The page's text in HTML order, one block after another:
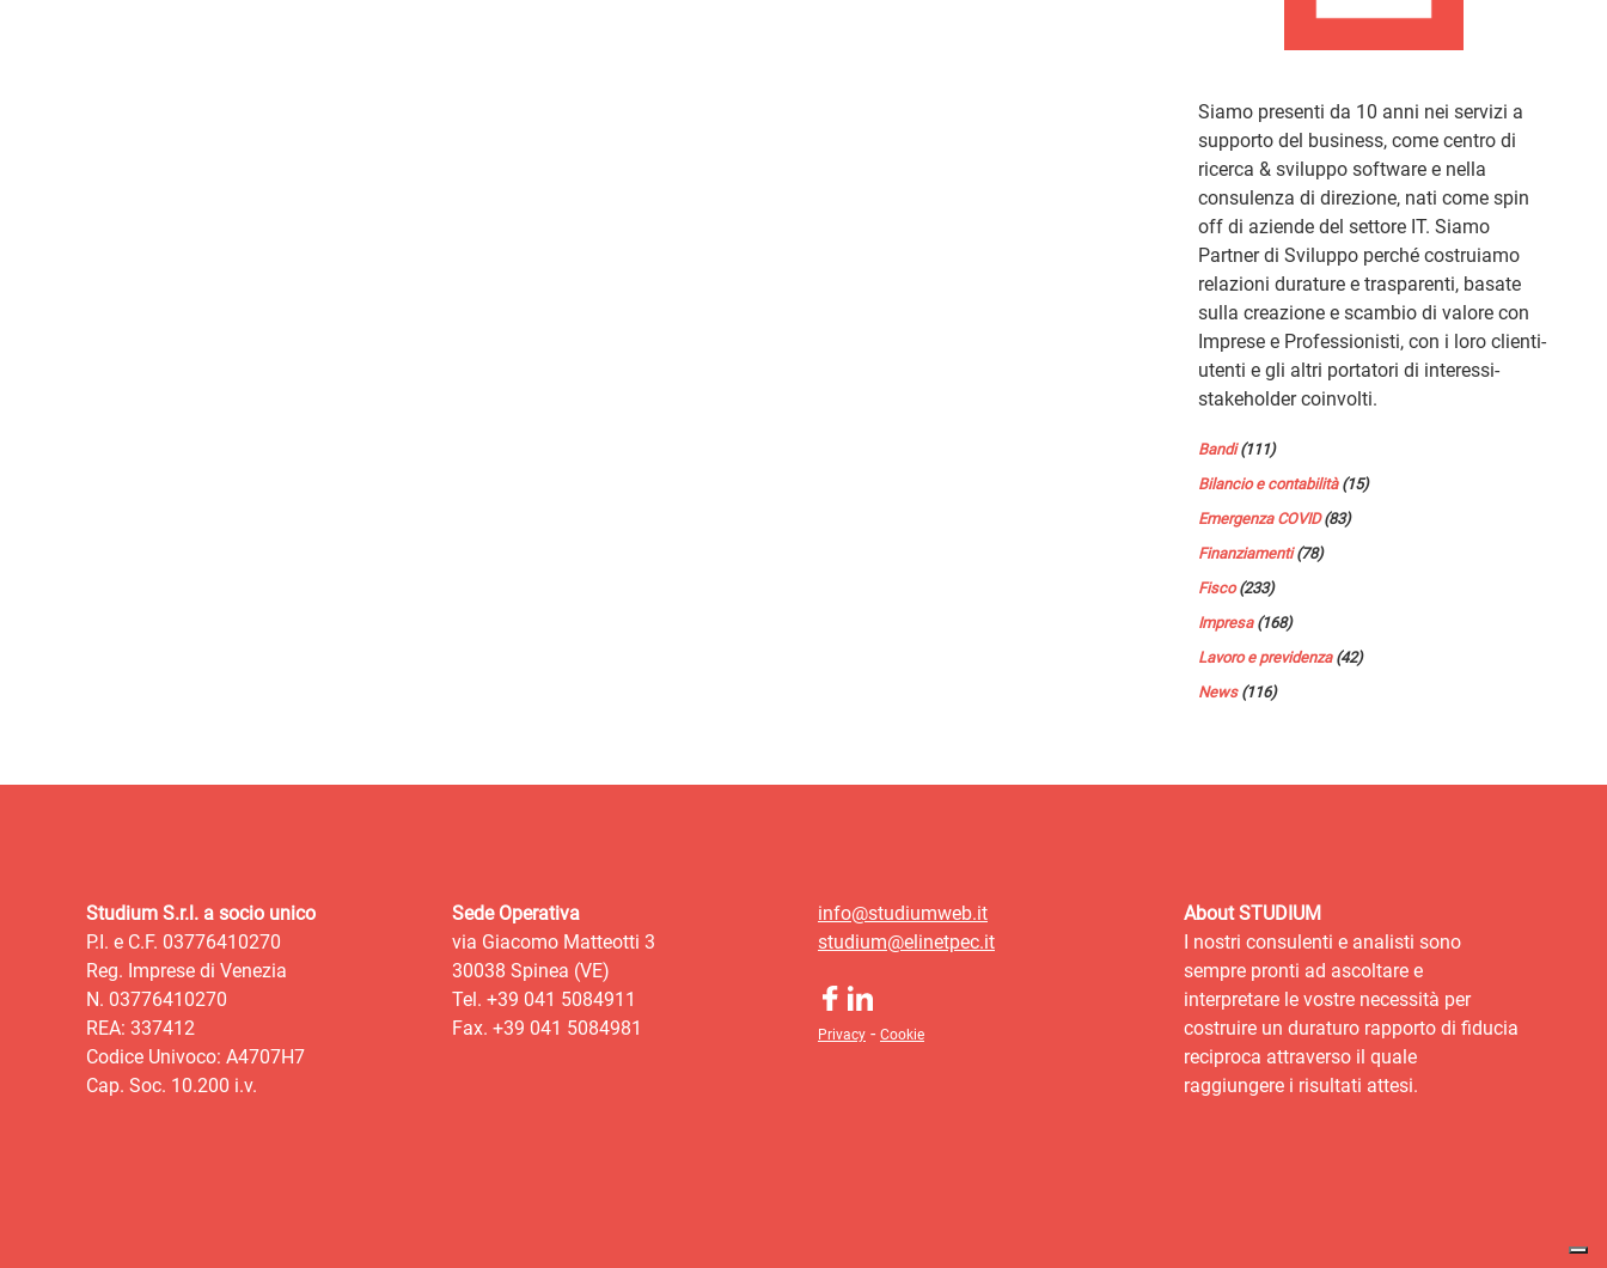
Siamo presenti da 10 anni nei servizi a
supporto del business, come centro di
ricerca & sviluppo software e nella
consulenza di direzione, nati come spin
off di aziende del settore IT. Siamo
Partner di Sviluppo perché costruiamo
relazioni durature e trasparenti, basate
sulla creazione e scambio di valore con
Imprese e Professionisti, con i loro clienti-
utenti e gli altri portatori di interessi-
stakeholder coinvolti.
Bandi(111)
Bilancio e contabilità(15)
Emergenza COVID(83)
Finanziamenti(78)
Fisco(233)
Impresa(168)
Lavoro e previdenza(42)
News(116)
Studium S.r.l. a socio unico
P.I. e C.F. 03776410270
Reg. Imprese di Venezia
N. 03776410270
REA: 337412
Codice Univoco: A4707H7
Cap. Soc. 10.200 i.v.
Sede Operativa
via Giacomo Matteotti 3
30038 Spinea (VE)
Tel. +39 041 5084911
Fax. +39 041 5084981
info@studiumweb.it
studium@elinetpec.it
Privacy - Cookie
About STUDIUM
I nostri consulenti e analisti sono
sempre pronti ad ascoltare e
interpretare le vostre necessità per
costruire un duraturo rapporto di fiducia
reciproca attraverso il quale
raggiungere i risultati attesi.